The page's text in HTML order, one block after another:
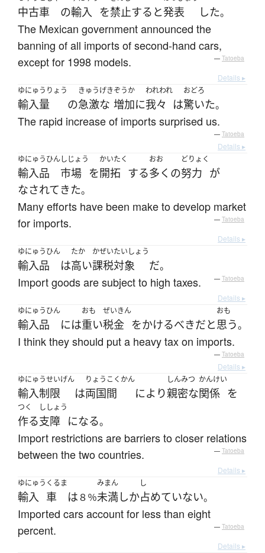
中古車 の輸入 を禁止する と発表 した。
The Mexican government announced the
banning of all imports of second-hand cars,
except for 1998 models.
— Tatoeba
Details ▸
ゆにゅうりょう
輸入量 の
きゅうげき
急激な
ぞうか
増加に
われわれ
我々 は
おどろ
驚いた。
The rapid increase of imports surprised us.
— Tatoeba
Details ▸
ゆにゅうひん
輸入品
しじょう
市場 を
かいたく
開拓 する
おお
多く の
どりょく
努力 が
なされて きた。
Many efforts have been make to develop market
for imports.
— Tatoeba
Details ▸
ゆにゅうひん
輸入品 は
たか
高い
かぜい
課税
たいしょう
対象 だ。
Import goods are subject to high taxes. — Tatoeba
Details ▸
ゆにゅうひん
輸入品 には
おも
重い
ぜいきん
税金 をかけるべきだと
おも
思う。
I think they should put a heavy tax on imports.
— Tatoeba
Details ▸
ゆにゅうせいげん
輸入制限 は
りょうこくかん
両国間 により
しんみつ
親密な
かんけい
関係 を
つく
作る
ししょう
支障 になる。
Import restrictions are barriers to closer relations
between the two countries.
— Tatoeba
Details ▸
ゆにゅう
輸入
くるま
車 は８％
みまん
未満しか
し
占めていない。
Imported cars account for less than eight
percent.
— Tatoeba
Details ▸